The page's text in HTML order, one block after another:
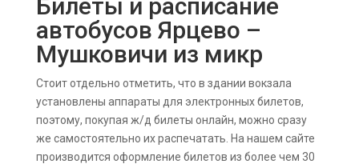
Билеты и расписание
автобусов Ярцево –
Мушковичи из микр
Стоит отдельно отметить, что в здании вокзала
установлены аппараты для электронных билетов,
поэтому, покупая ж/д билеты онлайн, можно сразу
же самостоятельно их распечатать. На нашем сайте
производится оформление билетов из более чем 30